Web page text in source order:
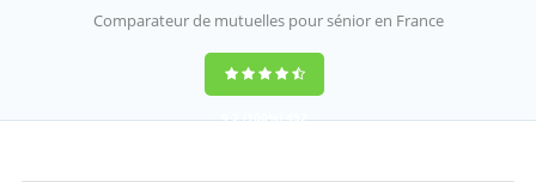
Comparateur de mutuelles pour sénior en France
9,2(100%)452